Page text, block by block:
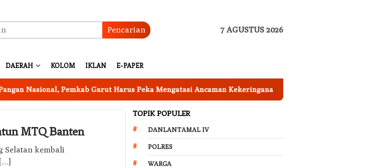
Pencarian 7 AGUSTUS 2026
DAERAH KOLOM IKLAN E-PAPER
Nasional, Pemkab Garut Harus Peka Mengatasi Ancaman Kekeringana
MTQ Banten
Selatan kembali
TOPIK POPULER
DANLANTAMAL IV
POLRES
WARGA